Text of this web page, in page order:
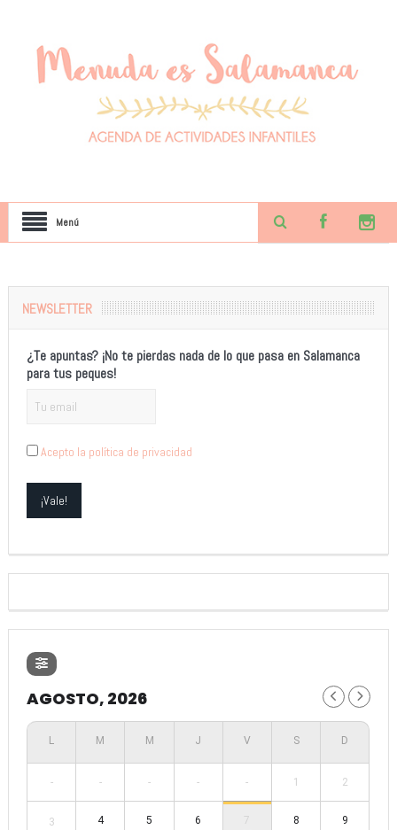
Menú
NEWSLETTER
¿Te apuntas? ¡No te pierdas nada de lo que pasa en Salamanca
para tus peques!
Acepto la política de privacidad
AGOSTO, 2026
- - - - - 1 2
3 4 5 6 7 8 9